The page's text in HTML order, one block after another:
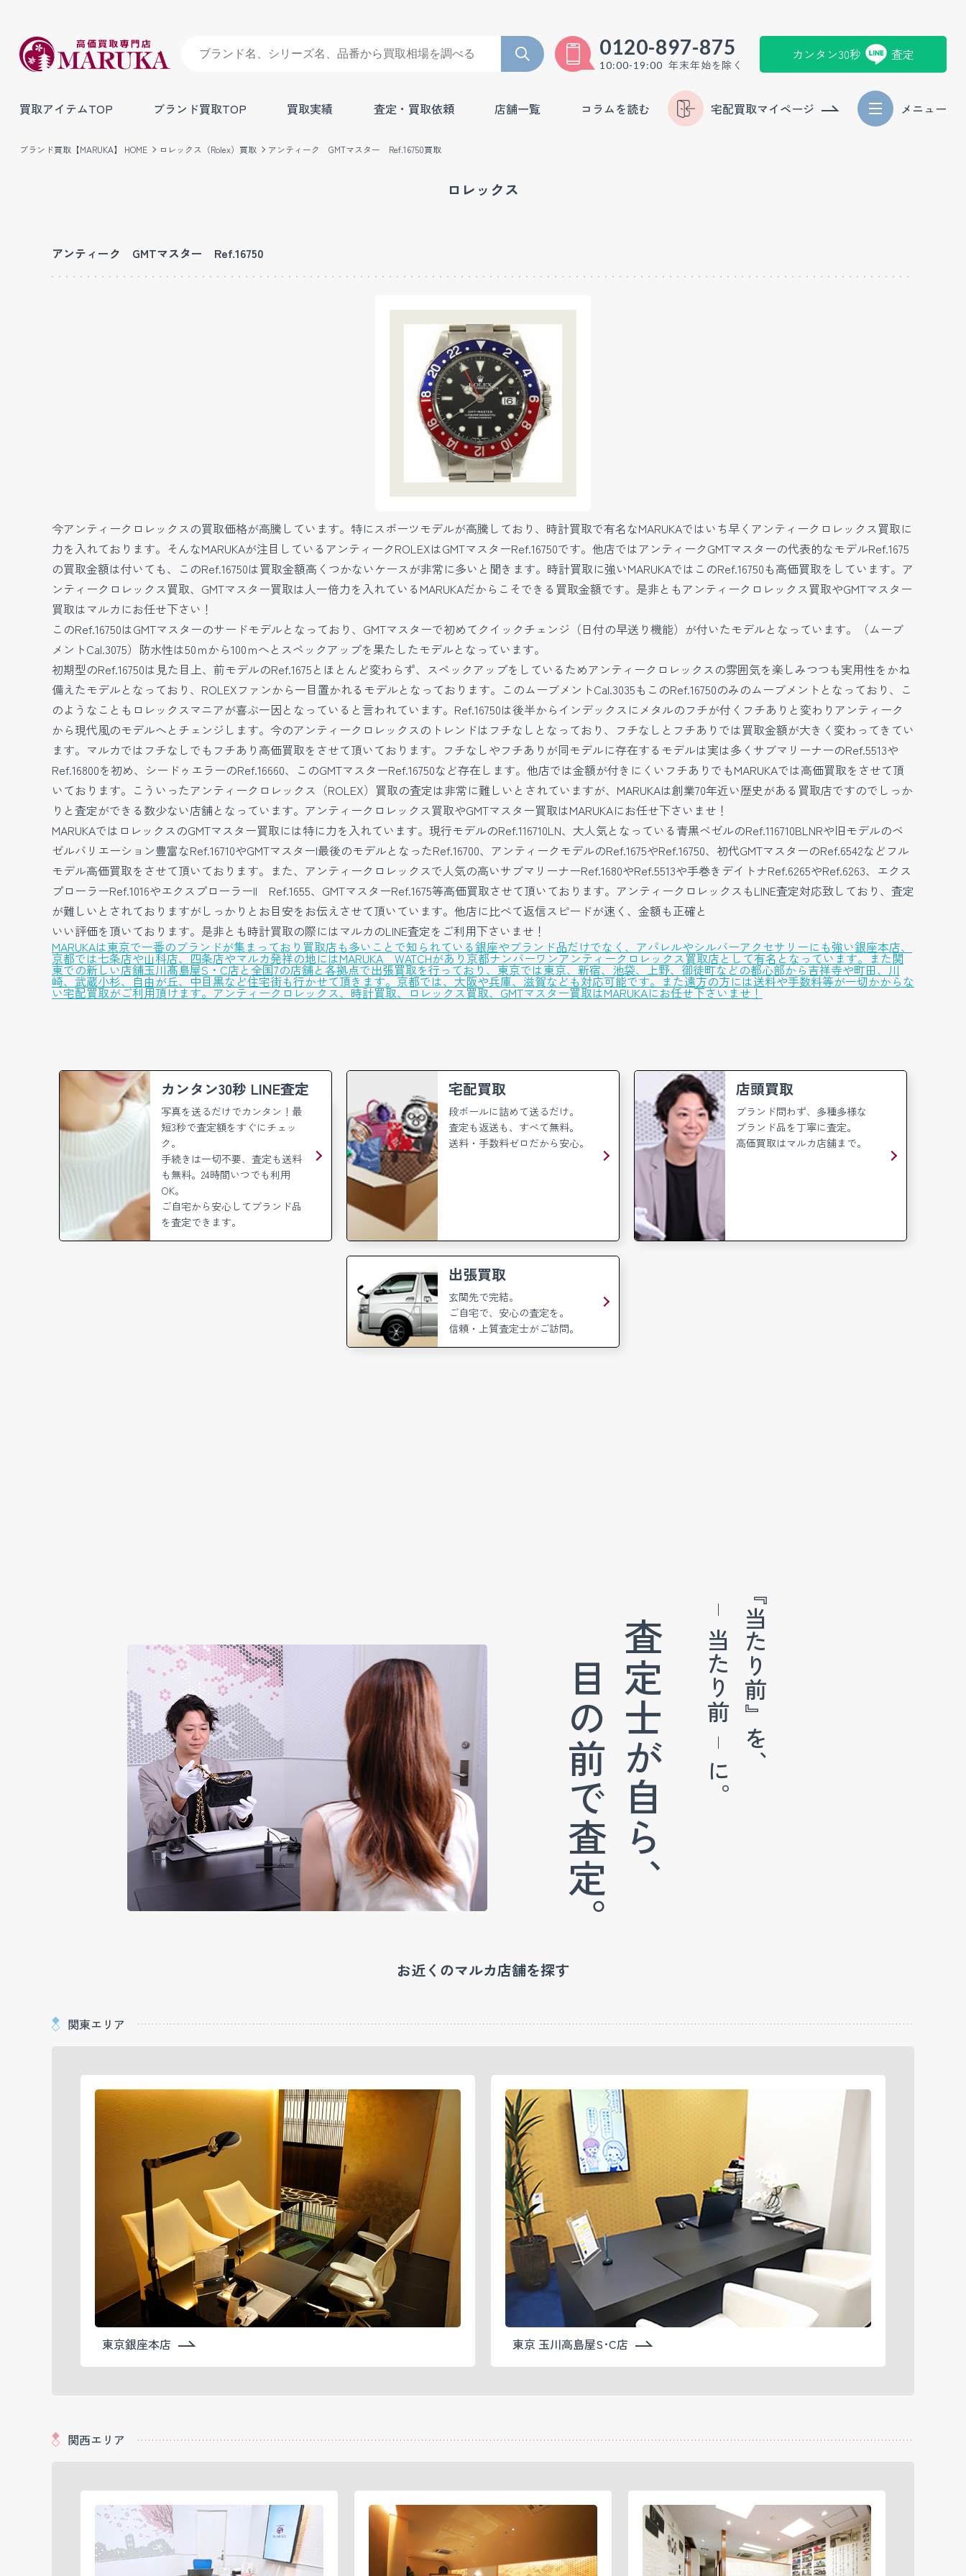
0120-897-875
10:00-19:00 年末年始を除く
カンタン30秒 査定
買取アイテムTOP ブランド買取TOP 買取実績 査定・買取依頼 店舗一覧 コラムを読む 宅配買取マイページ メニュー
ブランド買取【MARUKA】 HOME ロレックス（Rolex）買取 アンティーク GMTマスター Ref.16750買取
ロレックス
アンティーク GMTマスター Ref.16750
今アンティークロレックスの買取価格が高騰しています。特にスポーツモデルが高騰しており、時計買取で有名なMARUKAではいち早くアンティークロレックス買取に
力を入れております。そんなMARUKAが注目しているアンティークROLEXはGMTマスターRef.16750です。他店ではアンティークGMTマスターの代表的なモデルRef.1675
の買取金額は付いても、このRef.16750は買取金額高くつかないケースが非常に多いと聞きます。時計買取に強いMARUKAではこのRef.16750も高価買取をしています。ア
ンティークロレックス買取、GMTマスター買取は人一倍力を入れているMARUKAだからこそできる買取金額です。是非ともアンティークロレックス買取やGMTマスター
買取はマルカにお任せ下さい！
このRef.16750はGMTマスターのサードモデルとなっており、GMTマスターで初めてクイックチェンジ（日付の早送り機能）が付いたモデルとなっています。（ムーブ
メントCal.3075）防水性は50ｍから100ｍへとスペックアップを果たしたモデルとなっています。
初期型のRef.16750は見た目上、前モデルのRef.1675とほとんど変わらず、スペックアップをしているためアンティークロレックスの雰囲気を楽しみつつも実用性をかね
備えたモデルとなっており、ROLEXファンから一目置かれるモデルとなっております。このムーブメントCal.3035もこのRef.16750のみのムーブメントとなっており、こ
のようなこともロレックスマニアが喜ぶ一因となっていると言われています。Ref.16750は後半からインデックスにメタルのフチが付くフチありと変わりアンティーク
から現代風のモデルへとチェンジします。今のアンティークロレックスのトレンドはフチなしとなっており、フチなしとフチありでは買取金額が大きく変わってきてい
ます。マルカではフチなしでもフチあり高価買取をさせて頂いております。フチなしやフチありが同モデルに存在するモデルは実は多くサブマリーナーのRef.5513や
Ref.16800を初め、シードゥエラーのRef.16660、このGMTマスターRef.16750など存在します。他店では金額が付きにくいフチありでもMARUKAでは高価買取をさせて頂
いております。こういったアンティークロレックス（ROLEX）買取の査定は非常に難しいとされていますが、MARUKAは創業70年近い歴史がある買取店ですのでしっか
りと査定ができる数少ない店舗となっています。アンティークロレックス買取やGMTマスター買取はMARUKAにお任せ下さいませ！
MARUKAではロレックスのGMTマスター買取には特に力を入れています。現行モデルのRef.116710LN、大人気となっている青黒ベゼルのRef.116710BLNRや旧モデルのベ
ゼルバリエーション豊富なRef.16710やGMTマスターI最後のモデルとなったRef.16700、アンティークモデルのRef.1675やRef.16750、初代GMTマスターのRef.6542などフル
モデル高価買取をさせて頂いております。また、アンティークロレックスで人気の高いサブマリーナーRef.1680やRef.5513や手巻きデイトナRef.6265やRef.6263、エクス
プローラーRef.1016やエクスプローラーII Ref.1655、GMTマスターRef.1675等高価買取させて頂いております。アンティークロレックスもLINE査定対応致しており、査定
が難しいとされておりますがしっかりとお目安をお伝えさせて頂いています。他店に比べて返信スピードが速く、金額も正確と
いい評価を頂いております。是非とも時計買取の際にはマルカのLINE査定をご利用下さいませ！
MARUKAは東京で一番のブランドが集まっており買取店も多いことで知られている銀座やブランド品だけでなく、アパレルやシルバーアクセサリーにも強い銀座本店、
京都では七条店や山科店、四条店やマルカ発祥の地にはMARUKA WATCHがあり京都ナンバーワンアンティークロレックス買取店として有名となっています。また関
東での新しい店舗玉川髙島屋S・C店と全国7の店舗と各拠点で出張買取を行っており、東京では東京、新宿、池袋、上野、御徒町などの都心部から吉祥寺や町田、川
崎、武蔵小杉、自由が丘、中目黒など住宅街も行かせて頂きます。京都では、大阪や兵庫、滋賀なども対応可能です。また遠方の方には送料や手数料等が一切かからな
い宅配買取がご利用頂けます。アンティークロレックス、時計買取、ロレックス買取、GMTマスター買取はMARUKAにお任せ下さいませ！
カンタン30秒 LINE査定
写真を送るだけでカンタン！ 最
短3秒で査定額をすぐにチェッ
ク。
手続きは一切不要、査定も送料
も無料。 24時間いつでも利用
OK。
ご自宅から安心してブランド品
を査定できます。
宅配買取
段ボールに詰めて送るだけ。
査定も返送も、すべて無料。
送料・手数料ゼロだから安心。
店頭買取
ブランド問わず、多種多様な
ブランド品を丁寧に査定。
高価買取はマルカ店舗まで。
出張買取
玄関先で完結。
ご自宅で、安心の査定を。
信頼・上質査定士がご訪問。
『当たり前』を、
当たり前
に。
査定士が自ら、
目の前で査定。
お近くのマルカ店舗を探す
関東エリア
東京銀座本店 東京 玉川高島屋S･C店
関西エリア